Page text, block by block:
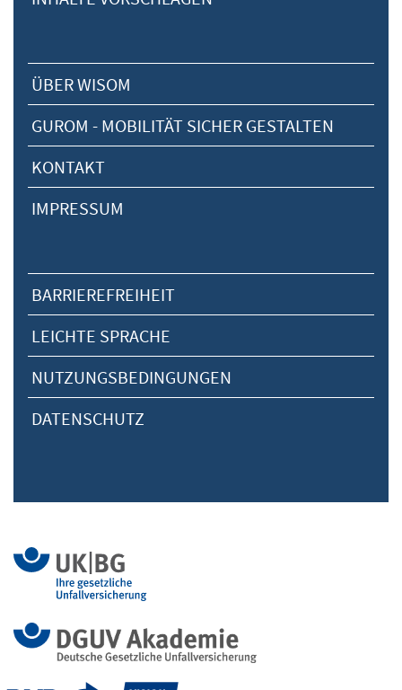
ÜBER WISOM
GUROM - MOBILITÄT SICHER GESTALTEN
KONTAKT
IMPRESSUM
BARRIEREFREIHEIT
LEICHTE SPRACHE
NUTZUNGSBEDINGUNGEN
DATENSCHUTZ